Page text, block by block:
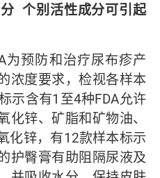
个别活性成分可引起
为预防和治疗尿布疹产
浓度要求，检视各样本
示含有1至4种FDA允许
化锌、矿脂和矿物油、
化锌，有12款样本标示
护臀膏有助阻隔尿液及